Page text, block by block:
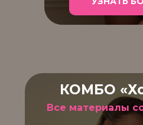
КОМБО
Все материалы